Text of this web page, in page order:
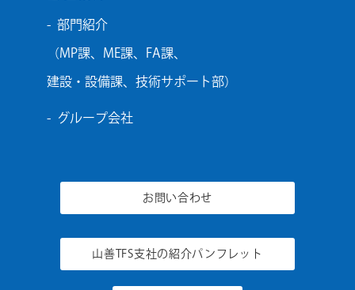
部門紹介
（MP課、 ME課、 FA課、
建設・設備課、技術サポート部）
グループ会社
お問い合わせ
山善TFS支社の紹介パンフレット